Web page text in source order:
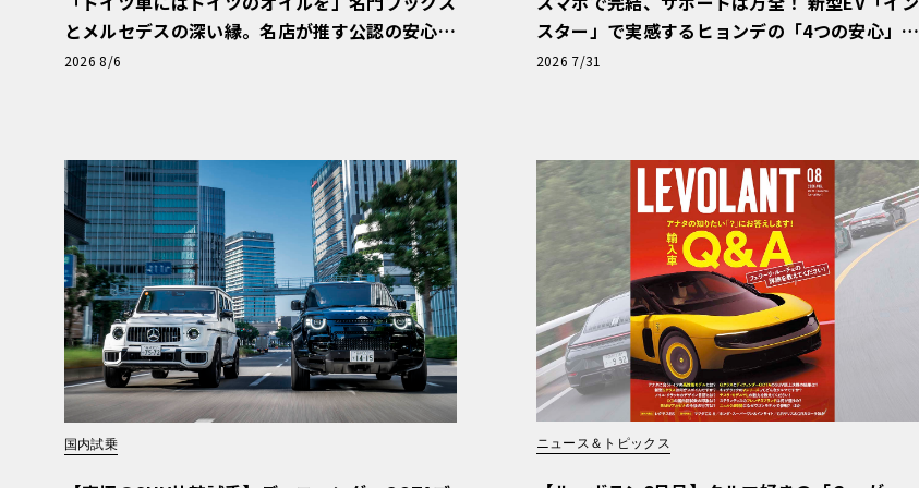
とメルセデスの深い縁。名店が推す公認の安心
と、Cクラスで味わうシルキーな走り〈PR〉
2026 8/6
スター」で実感するヒョンデの「4つの安心」
【第1回・ヒョンデ6つの疑問：Why? Hyunda
2026 7/31
国内試乗 ニュース＆トピックス